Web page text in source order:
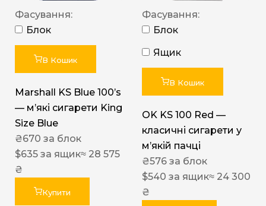
Фасування:
Блок
В Кошик
Marshall KS Blue 100’s
— м’які сигарети King
Size Blue
₴670 за блок
$635 за ящик≈ 28 575
₴
Купити
Фасування:
Блок
Ящик
В Кошик
OK KS 100 Red —
класичні сигарети у
м’якій пачці
₴576 за блок
$540 за ящик≈ 24 300
₴